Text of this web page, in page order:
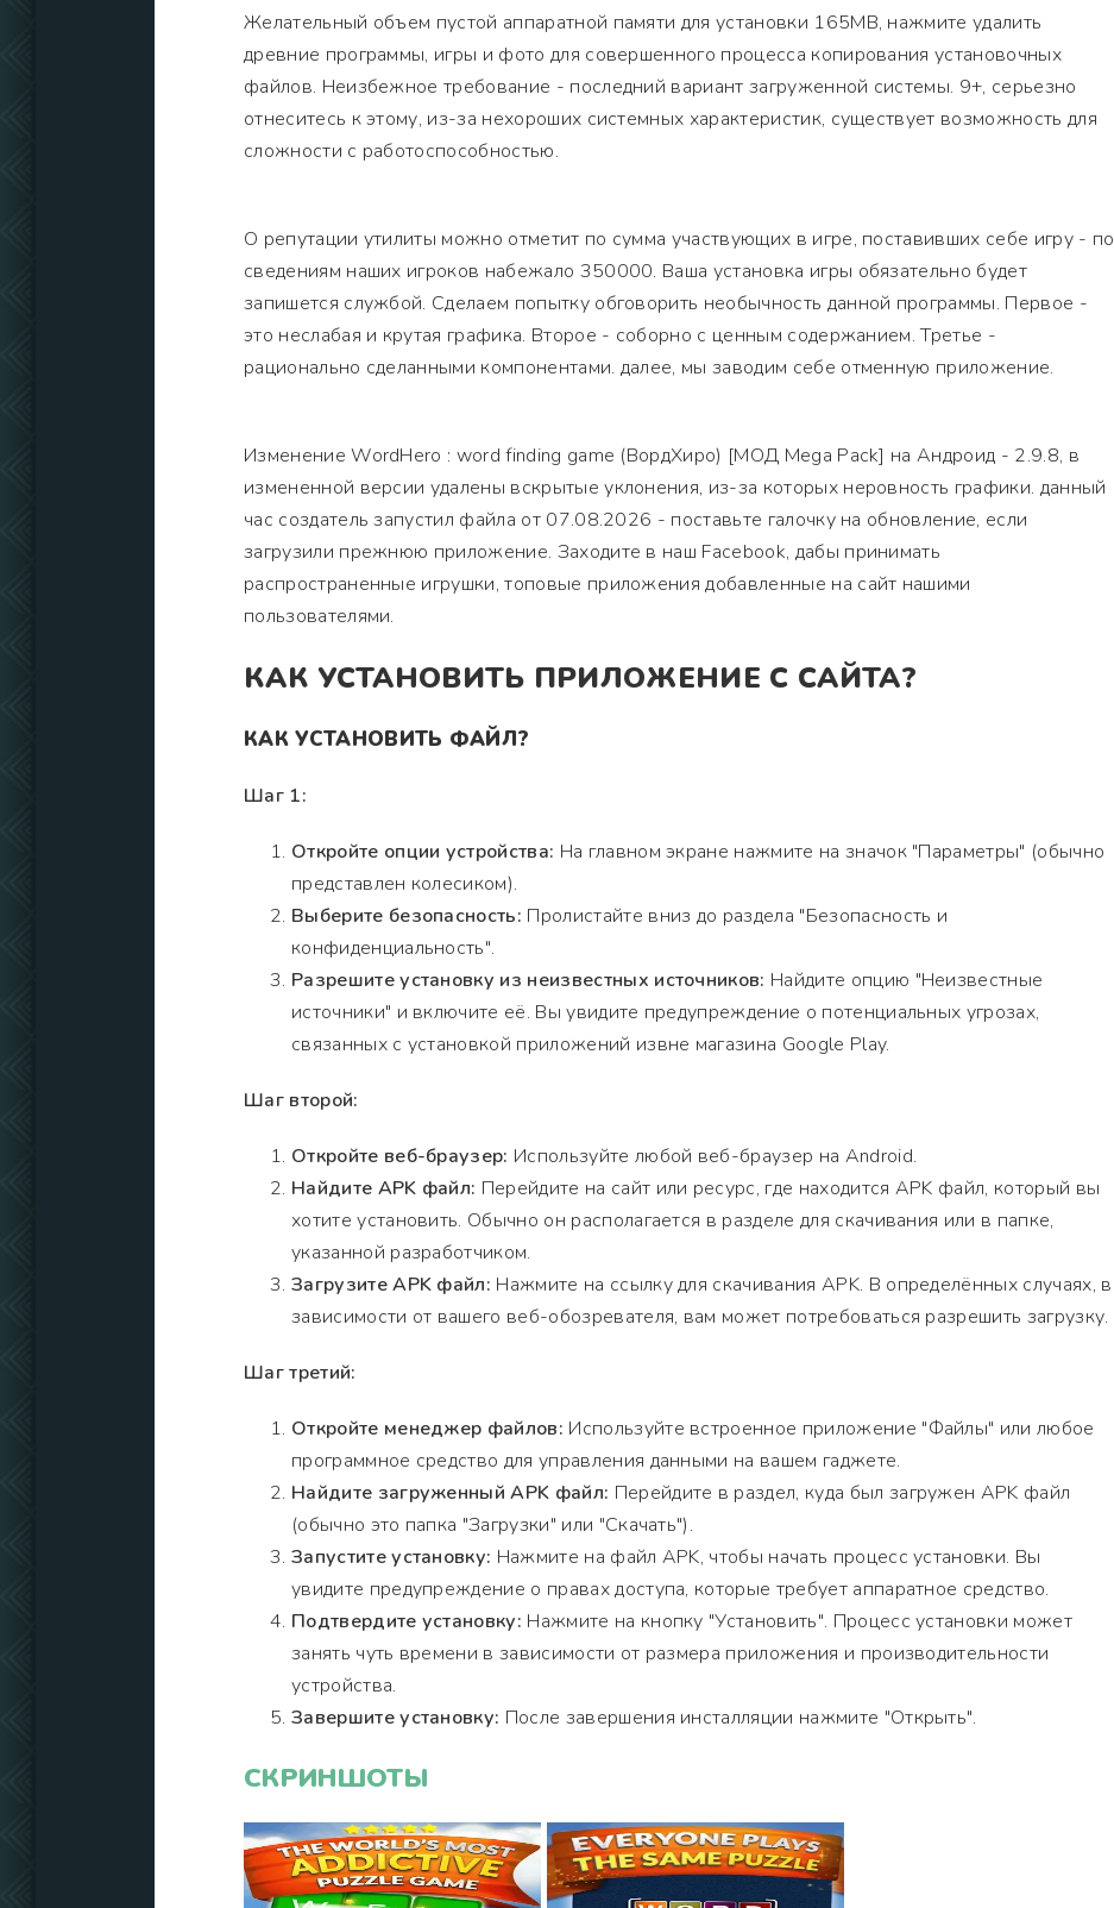
Желательный объем пустой аппаратной памяти для установки 165MB, нажмите удалить
древние программы, игры и фото для совершенного процесса копирования установочных
файлов. Неизбежное требование - последний вариант загруженной системы. 9+, серьезно
отнеситесь к этому, из-за нехороших системных характеристик, существует возможность для
сложности с работоспособностью.
О репутации утилиты можно отметит по сумма участвующих в игре, поставивших себе игру - по
сведениям наших игроков набежало 350000. Ваша установка игры обязательно будет
запишется службой. Сделаем попытку обговорить необычность данной программы. Первое -
это неслабая и крутая графика. Второе - соборно с ценным содержанием. Третье -
рационально сделанными компонентами. далее, мы заводим себе отменную приложение.
Изменение WordHero : word finding game (ВордХиро) [МОД Mega Pack] на Андроид - 2.9.8, в
измененной версии удалены вскрытые уклонения, из-за которых неровность графики. данный
час создатель запустил файла от 07.08.2026 - поставьте галочку на обновление, если
загрузили прежнюю приложение. Заходите в наш Facebook, дабы принимать
распространенные игрушки, топовые приложения добавленные на сайт нашими
пользователями.
КАК УСТАНОВИТЬ ПРИЛОЖЕНИЕ С САЙТА?
КАК УСТАНОВИТЬ ФАЙЛ?
Шаг 1:
Откройте опции устройства: На главном экране нажмите на значок "Параметры" (обычно
представлен колесиком).
Выберите безопасность: Пролистайте вниз до раздела "Безопасность и
конфиденциальность".
Разрешите установку из неизвестных источников: Найдите опцию "Неизвестные
источники" и включите её. Вы увидите предупреждение о потенциальных угрозах,
связанных с установкой приложений извне магазина Google Play.
Шаг второй:
Откройте веб-браузер: Используйте любой веб-браузер на Android.
Найдите APK файл: Перейдите на сайт или ресурс, где находится APK файл, который вы
хотите установить. Обычно он располагается в разделе для скачивания или в папке,
указанной разработчиком.
Загрузите APK файл: Нажмите на ссылку для скачивания APK. В определённых случаях, в
зависимости от вашего веб-обозревателя, вам может потребоваться разрешить загрузку.
Шаг третий:
Откройте менеджер файлов: Используйте встроенное приложение "Файлы" или любое
программное средство для управления данными на вашем гаджете.
Найдите загруженный APK файл: Перейдите в раздел, куда был загружен APK файл
(обычно это папка "Загрузки" или "Скачать").
Запустите установку: Нажмите на файл APK, чтобы начать процесс установки. Вы
увидите предупреждение о правах доступа, которые требует аппаратное средство.
Подтвердите установку: Нажмите на кнопку "Установить". Процесс установки может
занять чуть времени в зависимости от размера приложения и производительности
устройства.
Завершите установку: После завершения инсталляции нажмите "Открыть".
СКРИНШОТЫ